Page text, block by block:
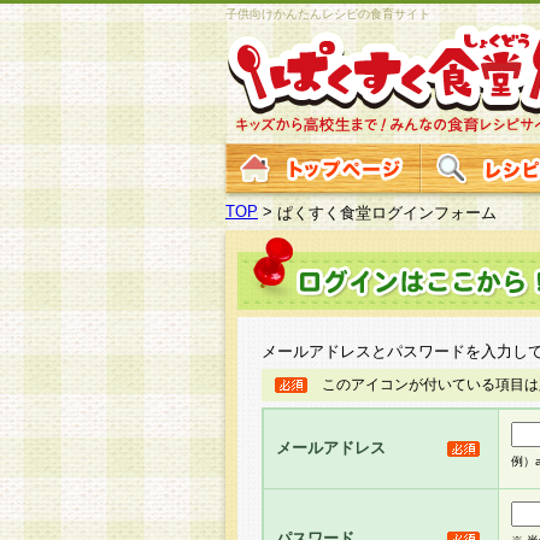
子供向けかんたんレシピの食育サイト
TOP >ぱくすく食堂ログインフォーム
メールアドレスとパスワードを入力し
このアイコンが付いている項目
メールアドレス
例）